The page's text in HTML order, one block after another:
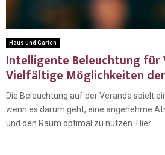
Haus und Garten
Intelligente Beleuchtung für
Vielfältige Möglichkeiten
Die Beleuchtung auf der Veranda spielt
wenn es darum geht, eine angenehme
und den Raum optimal zu nutzen. Hier...